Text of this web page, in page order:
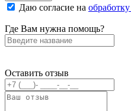
Даю согласие на
Где Вам нужна помощь?
Оставить отзыв